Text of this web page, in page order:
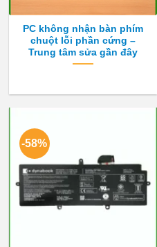
PC không nhận bàn phím
chuột lỗi phần cứng –
Trung tâm sửa gần đây
-58%